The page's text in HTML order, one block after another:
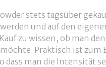
stets tagsüber
und auf den
zu wissen, ob man
Praktisch ist zum
dass man die Intensität